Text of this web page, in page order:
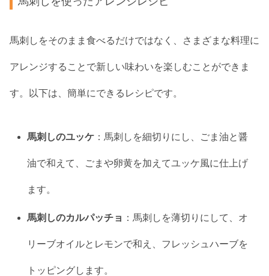
馬刺しをそのまま食べるだけではなく、さまざまな料理に
アレンジすることで新しい味わいを楽しむことができま
す。以下は、簡単にできるレシピです。
馬刺しのユッケ ：馬刺しを細切りにし、ごま油と醤
油で和えて、ごまや卵黄を加えてユッケ風に仕上げ
ます。
馬刺しのカルパッチョ ：馬刺しを薄切りにして、オ
リーブオイルとレモンで和え、フレッシュハーブを
トッピングします。